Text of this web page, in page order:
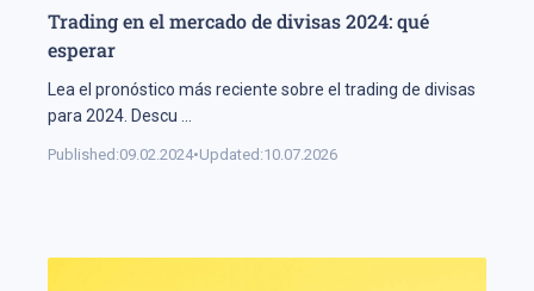
Trading en el mercado de divisas 2024: qué
esperar
Lea el pronóstico más reciente sobre el trading de divisas
para 2024. Descu
Published:09.02.2024•Updated:10.07.2026